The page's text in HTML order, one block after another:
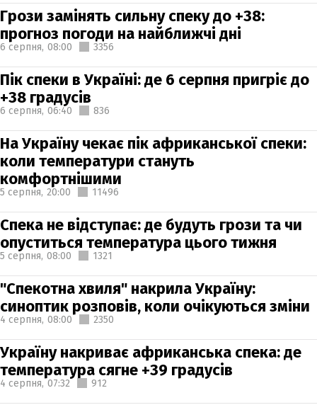
Грози замінять сильну спеку до +38:
прогноз погоди на найближчі дні
6 серпня, 08:00 3356
Пік спеки в Україні: де 6 серпня пригріє до
+38 градусів
6 серпня, 06:40 836
На Україну чекає пік африканської спеки:
коли температури стануть
комфортнішими
5 серпня, 20:00 11496
Спека не відступає: де будуть грози та чи
опуститься температура цього тижня
5 серпня, 08:00 1321
"Спекотна хвиля" накрила Україну:
синоптик розповів, коли очікуються зміни
4 серпня, 08:00 2350
Україну накриває африканська спека: де
температура сягне +39 градусів
4 серпня, 07:32 912